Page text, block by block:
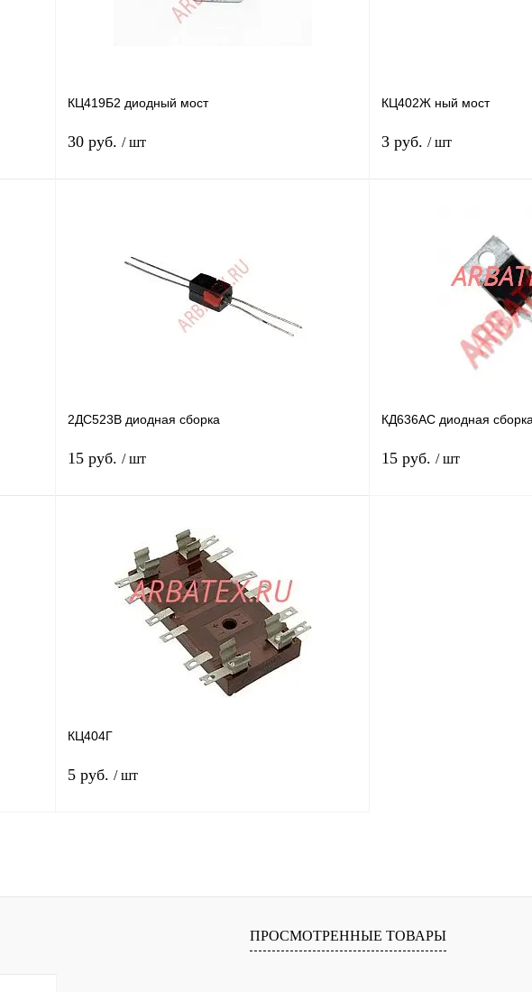
КЦ419Б2 диодный мост
30 руб. / шт
Купить в 1 клик Сравнение
наличии
КЦ402Ж ный мост
3 руб. / шт
Купить в 1 клик
2ДС523В диодная сборка
15 руб. / шт
Купить в 1 клик Сравнение
В избранное
наличии
КД636АС диодная сборка
15 руб. / шт
КЦ404Г
5 руб. / шт
Купить в 1 клик Сравнение
ПРОСМОТРЕННЫЕ ТОВАРЫ